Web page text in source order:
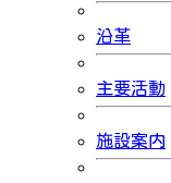
沿革
主要活動
施設案内